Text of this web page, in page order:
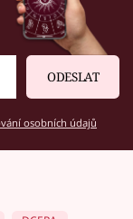
ODESLAT
osobních údajů